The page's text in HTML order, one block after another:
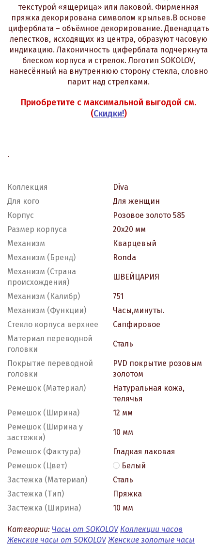
текстурой «ящерица» или лаковой. Фирменная
пряжка декорирована символом крыльев.В основе
циферблата – объёмное декорирование. Двенадцать
лепестков, исходящих из центра, образуют часовую
индикацию. Лаконичность циферблата подчеркнута
блеском корпуса и стрелок. Логотип SOKOLOV,
нанесённый на внутреннюю сторону стекла, словно
парит над стрелками.
Приобретите с максимальной выгодой см.
(Скидки!)
.
Коллекция
Diva
Для кого
Для женщин
Корпус
Розовое золото 585
Размер корпуса
20х20 мм
Механизм
Кварцевый
Механизм (Бренд)
Ronda
Механизм (Страна
происхождения)
ШВЕЙЦАРИЯ
Механизм (Калибр)
751
Механизм (Функции)
Часы,минуты.
Стекло корпуса верхнее
Сапфировое
Материал переводной
головки
Сталь
Покрытие переводной
головки
PVD покрытие розовым
золотом
Ремешок (Материал)
Натуральная кожа,
телячья
Ремешок (Ширина)
12 мм
Ремешок (Ширина у
застежки)
10 мм
Ремешок (Фактура)
Гладкая лаковая
Ремешок (Цвет)
Белый
Застежка (Материал)
Сталь
Застежка (Тип)
Пряжка
Застежка (Ширина)
10 мм
Категории: Часы от SOKOLOV Коллекции часов
Женские часы от SOKOLOV Женские золотые часы